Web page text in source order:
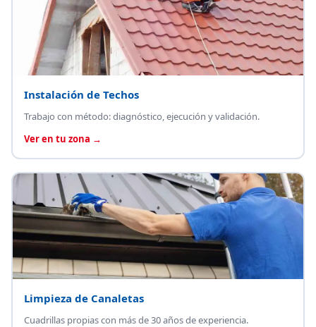
Instalación de Techos
Trabajo con método: diagnóstico, ejecución y validación.
Ver en tu zona →
Limpieza de Canaletas
Cuadrillas propias con más de 30 años de experiencia.